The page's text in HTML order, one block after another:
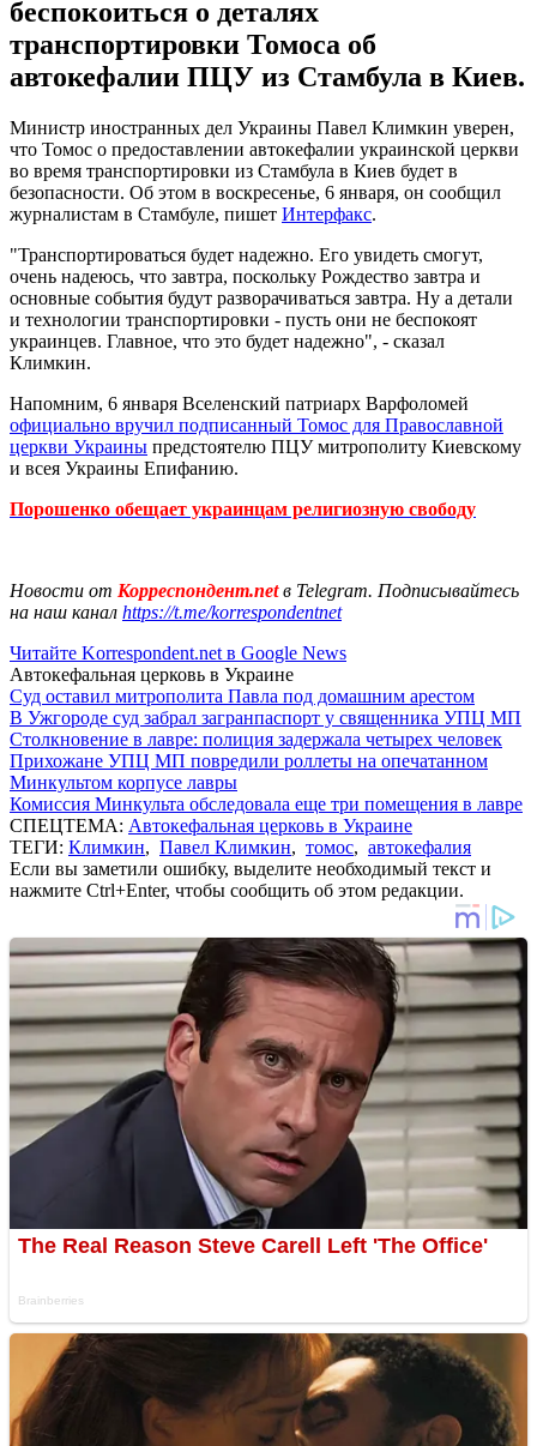
беспокоиться о деталях
транспортировки Томоса об
автокефалии ПЦУ из Стамбула в Киев.
Министр иностранных дел Украины Павел Климкин уверен,
что Томос о предоставлении автокефалии украинской церкви
во время транспортировки из Стамбула в Киев будет в
безопасности. Об этом в воскресенье, 6 января, он сообщил
журналистам в Стамбуле, пишет Интерфакс.
"Транспортироваться будет надежно. Его увидеть смогут,
очень надеюсь, что завтра, поскольку Рождество завтра и
основные события будут разворачиваться завтра. Ну а детали
и технологии транспортировки - пусть они не беспокоят
украинцев. Главное, что это будет надежно", - сказал
Климкин.
Напомним, 6 января Вселенский патриарх Варфоломей
официально вручил подписанный Томос для Православной
церкви Украины предстоятелю ПЦУ митрополиту Киевскому
и всея Украины Епифанию.
Порошенко обещает украинцам религиозную свободу
Новости от Корреспондент.netв Telegram. Подписывайтесь
на наш канал https://t.me/korrespondentnet
Читайте Korrespondent.net в Google News
Автокефальная церковь в Украине
Суд оставил митрополита Павла под домашним арестом
В Ужгороде суд забрал загранпаспорт у священника УПЦ МП
Столкновение в лавре: полиция задержала четырех человек
Прихожане УПЦ МП повредили роллеты на опечатанном
Минкультом корпусе лавры
Комиссия Минкульта обследовала еще три помещения в лавре
СПЕЦТЕМА: Автокефальная церковь в Украине
ТЕГИ: Климкин, Павел Климкин, томос, автокефалия
Если вы заметили ошибку, выделите необходимый текст и
нажмите Ctrl+Enter, чтобы сообщить об этом редакции.